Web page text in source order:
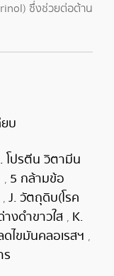
ซึ่งช่วยต่อต้าน
บ
โปรตีน วิตามีน
, 5 กล้ามข้อ
, J. วัตถุดิบ(โรค
งดำขาวใส , K.
ดไขมันคลอเรสฯ ,